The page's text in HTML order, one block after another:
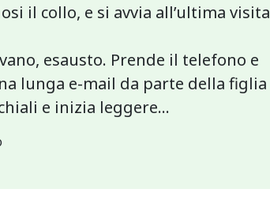
il collo, e si avvia all’ultima visita
esausto. Prende il telefono e
lunga e-mail da parte della figlia
e inizia leggere…